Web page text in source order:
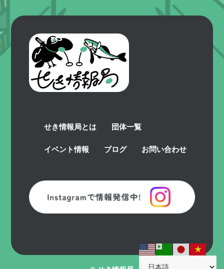
せき情報局とは 団体一覧
イベント情報 ブログ お問い合わせ